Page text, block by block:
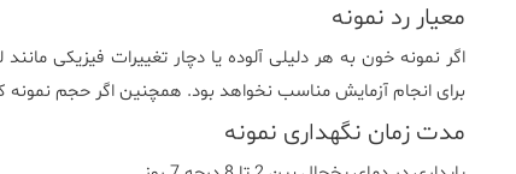
معیار رد نمونه
اگر نمونه خون به هر دلیلی آلوده یا دچار تغییرات فیزیکی
برای انجام آزمایش مناسب نخواهد بود. همچنین اگر حجم نمونه
مدت زمان نگهداری نمونه